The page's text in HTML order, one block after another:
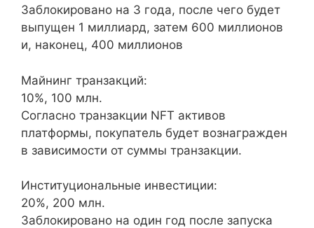
Заблокировано на 3 года, после чего будет
выпущен 1 миллиард, затем 600 миллионов
и, наконец, 400 миллионов
Майнинг транзакций:
10%, 100 млн.
Согласно транзакции NFT активов
платформы, покупатель будет вознагражден
в зависимости от суммы транзакции.
Институциональные инвестиции:
20%, 200 млн.
Заблокировано на один год после запуска